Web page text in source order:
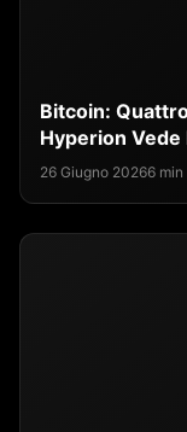
Bitcoin:
Hyperion Vede
26 Giugno 20266 min